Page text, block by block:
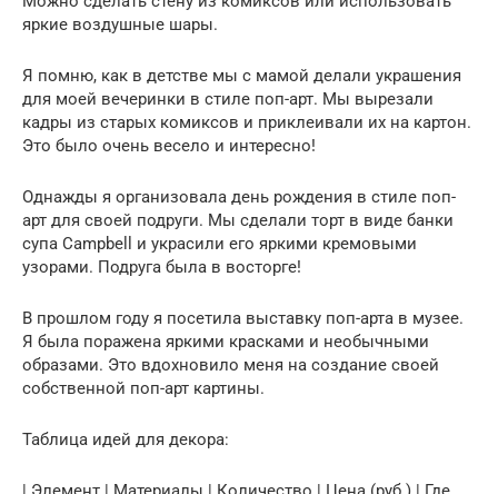
яркие воздушные шары.
Я помню, как в детстве мы с мамой делали украшения
для моей вечеринки в стиле поп-арт. Мы вырезали
кадры из старых комиксов и приклеивали их на картон.
Это было очень весело и интересно!
Однажды я организовала день рождения в стиле поп-
арт для своей подруги. Мы сделали торт в виде банки
супа Campbell и украсили его яркими кремовыми
узорами. Подруга была в восторге!
В прошлом году я посетила выставку поп-арта в музее.
Я была поражена яркими красками и необычными
образами. Это вдохновило меня на создание своей
собственной поп-арт картины.
Таблица идей для декора: